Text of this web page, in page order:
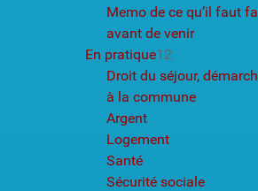
Memo de ce qu’il faut
avant de venir
En pratique12
Droit du séjour,
à la commune
Argent
Logement
Santé
Sécurité sociale